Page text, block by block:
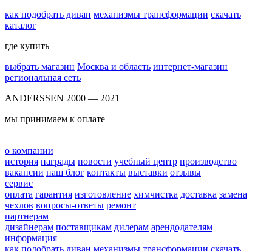
как подобрать диван механизмы трансформации скачать
каталог
где купить
выбрать магазин Москва и область интернет-магазин
региональная сеть
ANDERSSEN 2000 — 2021
мы принимаем к оплате
о компании
история награды новости учебный центр производство
вакансии наш блог контакты выставки отзывы
сервис
оплата гарантия изготовление химчистка доставка замена
чехлов вопросы-ответы ремонт
партнерам
дизайнерам поставщикам дилерам арендодателям
информация
как подобрать диван механизмы трансформации скачать